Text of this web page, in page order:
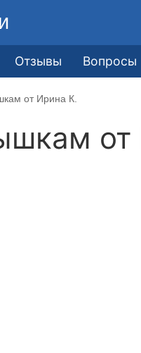
Отзывы Вопросы
от Ирина К.
от